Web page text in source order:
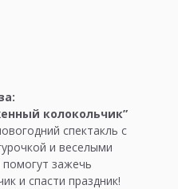
колокольчик”
спектакль с
и веселыми
зажечь
и спасти праздник!